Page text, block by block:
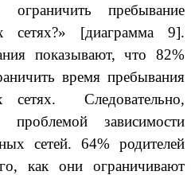
ограничить пребывание
сетях?» [диаграмма 9].
показывают, что 82%
время пребывания
Следовательно,
проблемой зависимости
сетей. 64% родителей
как они ограничивают